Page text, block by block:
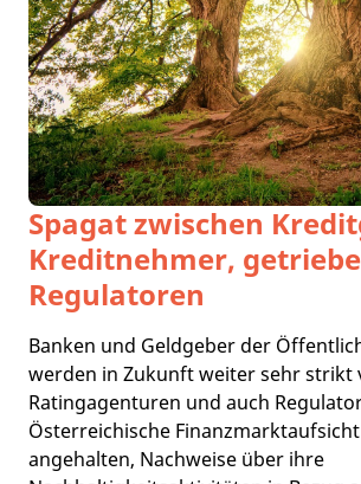
Spagat zwischen
Kreditnehmer,
Regulatoren
Banken und Geldgeber der
werden in Zukunft weiter sehr strikt
Ratingagenturen und auch
Österreichische Finanzmarktaufsicht
angehalten, Nachweise über ihre